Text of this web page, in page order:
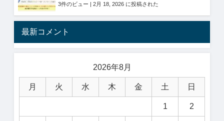
3件のビュー | 2月 18, 2026 に投稿された
最新コメント
2026年8月
月 火 水 木 金 土 日
1 2